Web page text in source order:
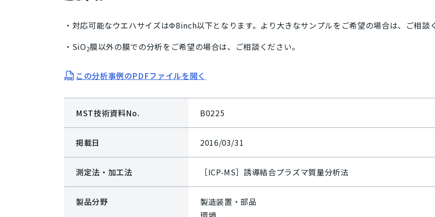
・対応可能なウエハサイズはΦ8inch以下となります。より大きなサンプルをご希望の場合は、ご相談
・SiO2膜以外の膜での分析をご希望の場合は、ご相談ください。
この分析事例のPDFファイルを開く
MST技術資料No. B0225
掲載日 2016/03/31
測定法・加工法 ［ICP-MS］誘導結合プラズマ質量分析法
製品分野
製造装置・部品